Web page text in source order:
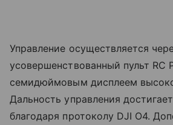
Управление осуществляется
усовершенствованный пульт RC
семидюймовым дисплеем
Дальность управления
благодаря протоколу DJI O4.